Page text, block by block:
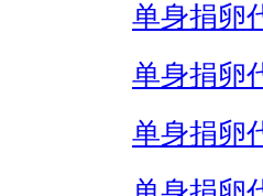
单身捐卵
单身捐卵
单身捐卵